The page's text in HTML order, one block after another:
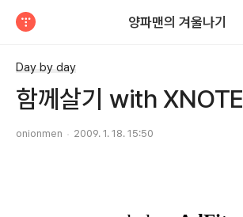
양파맨의 겨울나기
Day by day
함께살기 with XNOTE
onionmen 2009. 1. 18. 15:50